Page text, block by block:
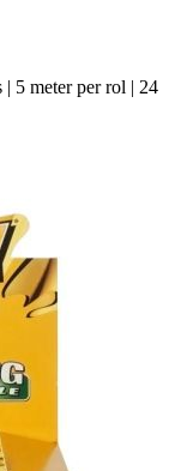
| 5 meter per rol | 24